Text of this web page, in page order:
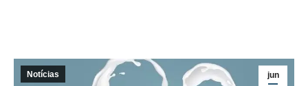
jun
Notícias